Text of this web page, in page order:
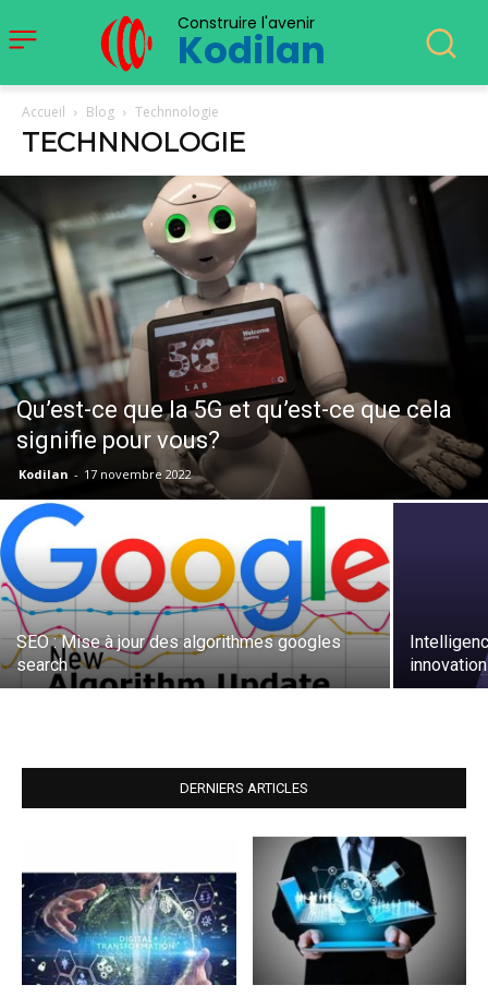
Construire l'avenir
Kodilan
Accueil Blog Technnologie
TECHNNOLOGIE
Qu’est-ce que la 5G et qu’est-ce que cela
signifie pour vous?
Kodilan - 17 novembre 2022
SEO : Mise à jour des algorithmes googles
search
DERNIERS ARTICLES